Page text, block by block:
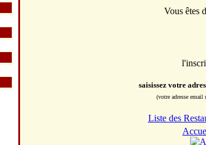
Vous êtes
saisissez votre
(votre adresse email
Liste des